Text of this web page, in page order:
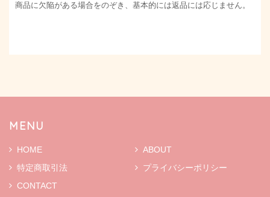
商品に欠陥がある場合をのぞき、基本的には返品には応じません。
MENU
HOME
ABOUT
特定商取引法
プライバシーポリシー
CONTACT